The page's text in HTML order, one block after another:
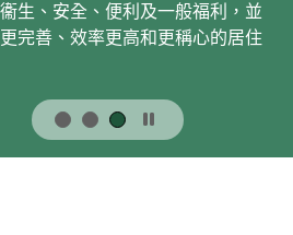
生、安全、便利及一般福利，並
完善、效率更高和更稱心的居住